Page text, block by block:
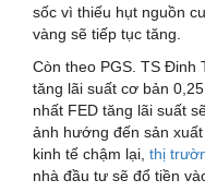
sốc vì thiếu hụt nguồn
vàng sẽ tiếp tục tăng.
Còn theo PGS. TS Đinh
tăng lãi suất cơ bản
nhất FED tăng lãi suất
ảnh hướng đến sản
kinh tế chậm lại, thị
nhà đầu tư sẽ đổ tiền